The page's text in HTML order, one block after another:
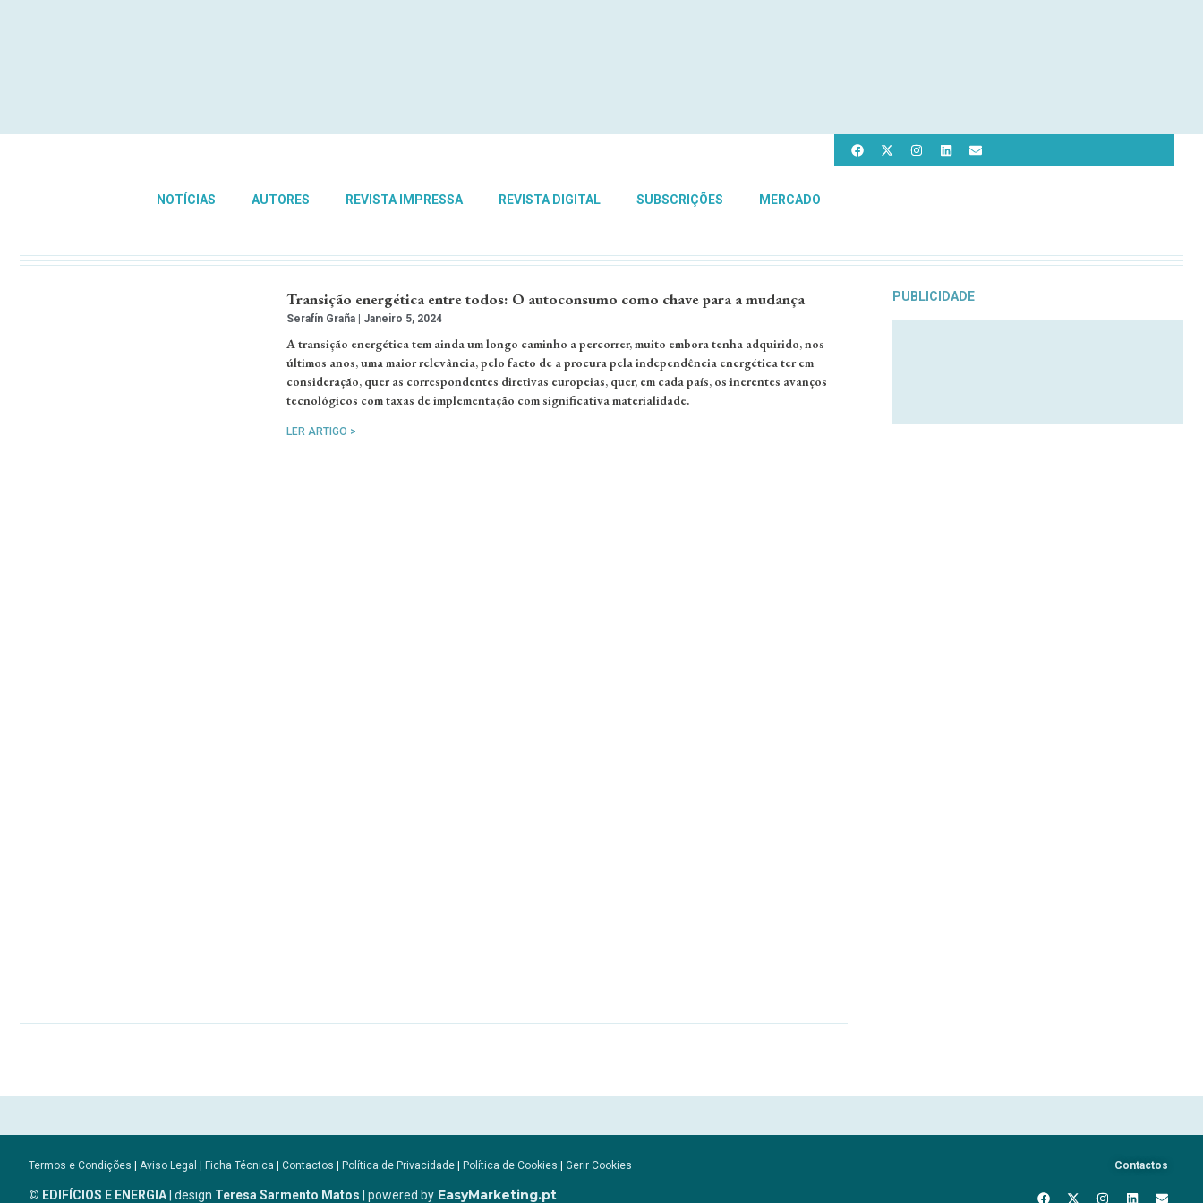
NOTÍCIAS AUTORES REVISTA IMPRESSA REVISTA DIGITAL SUBSCRIÇÕES MERCADO
Transição energética entre todos: O autoconsumo como chave para a mudança
Serafín Graña Janeiro 5, 2024
A transição energética tem ainda um longo caminho a percorrer, muito embora tenha adquirido, nos
últimos anos, uma maior relevância, pelo facto de a procura pela independência energética ter em
consideração, quer as correspondentes diretivas europeias, quer, em cada país, os inerentes avanços
tecnológicos com taxas de implementação com significativa materialidade.
LER ARTIGO >
PUBLICIDADE
Termos e Condições | Aviso Legal | Ficha Técnica | Contactos | Política de Privacidade | Política de Cookies | Gerir Cookies
© EDIFÍCIOS E ENERGIA| design Teresa Sarmento Matos | powered by EasyMarketing.pt
Contactos